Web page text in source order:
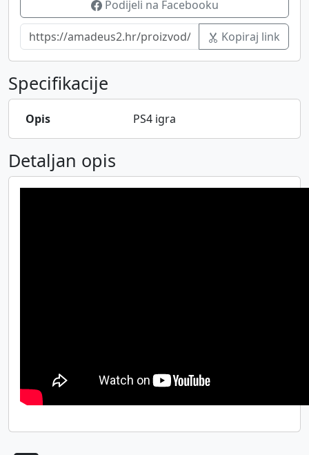
Podijeli na Facebooku
Kopiraj link
Specifikacije
Opis PS4 igra
Detaljan opis